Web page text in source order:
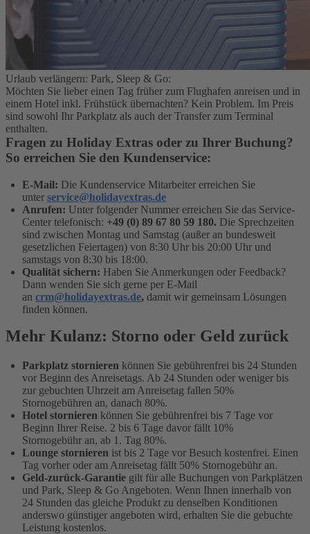
Urlaub verlängern: Park, Sleep & Go:
Möchten Sie lieber einen Tag früher zum Flughafen anreisen und in
einem Hotel inkl. Frühstück übernachten? Kein Problem. Im Preis
sind sowohl Ihr Parkplatz als auch der Transfer zum Terminal
enthalten.
Fragen zu Holiday Extras oder zu Ihrer Buchung?
So erreichen Sie den Kundenservice:
E-Mail: Die Kundenservice Mitarbeiter erreichen Sie
unter service@holidayextras.de
Anrufen: Unter folgender Nummer erreichen Sie das Service-
Center telefonisch: +49 (0) 89 67 80 59 180. Die Sprechzeiten
sind zwischen Montag und Samstag (außer an bundesweit
gesetzlichen Feiertagen) von 8:30 Uhr bis 20:00 Uhr und
samstags von 8:30 bis 18:00.
Qualität sichern: Haben Sie Anmerkungen oder Feedback?
Dann wenden Sie sich gerne per E-Mail
an crm@holidayextras.de, damit wir gemeinsam Lösungen
finden können.
Mehr Kulanz: Storno oder Geld zurück
Parkplatz stornieren können Sie gebührenfrei bis 24 Stunden
vor Beginn des Anreisetags. Ab 24 Stunden oder weniger bis
zur gebuchten Uhrzeit am Anreisetag fallen 50%
Stornogebühren an, danach 80%.
Hotel stornieren können Sie gebührenfrei bis 7 Tage vor
Beginn Ihrer Reise. 2 bis 6 Tage davor fällt 10%
Stornogebühr an, ab 1. Tag 80%.
Lounge stornieren ist bis 2 Tage vor Besuch kostenfrei. Einen
Tag vorher oder am Anreisetag fällt 50% Stornogebühr an.
Geld-zurück-Garantie gilt für alle Buchungen von Parkplätzen
und Park, Sleep & Go Angeboten. Wenn Ihnen innerhalb von
24 Stunden das gleiche Produkt zu denselben Konditionen
anderswo günstiger angeboten wird, erhalten Sie die gebuchte
Leistung kostenlos.